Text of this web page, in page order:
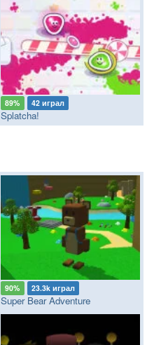
89% 42 играл
Splatcha!
90% 23.3k играл
Super Bear Adventure